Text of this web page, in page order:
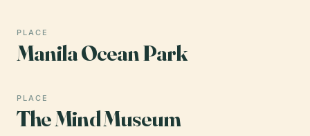
PLACE
Manila Ocean Park
PLACE
The Mind Museum